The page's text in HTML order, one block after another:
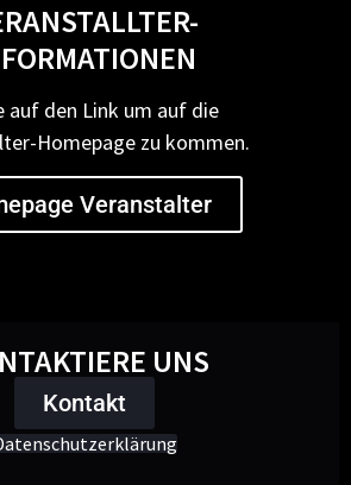
auf den Link um auf die
Homepage zu kommen.
Veranstalter
UNS
Kontakt